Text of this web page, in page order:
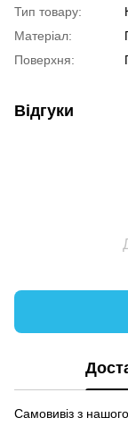
Тип товару:
Матеріал:
Поверхня:
Відгуки
Самовивіз з